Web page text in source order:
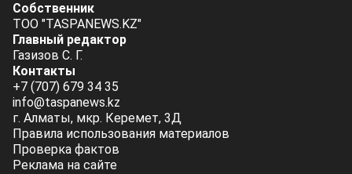
Собственник
ТОО "TASPANEWS.KZ"
Главный редактор
Газизов С. Г.
Контакты
+7 (707) 679 34 35
info@taspanews.kz
г. Алматы, мкр. Керемет, 3Д
Правила использования материалов
Проверка фактов
Реклама на сайте